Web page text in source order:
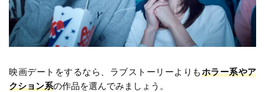
映画デートをするなら、ラブストーリーよりもホラー系やア
クション系の作品を選んでみましょう。